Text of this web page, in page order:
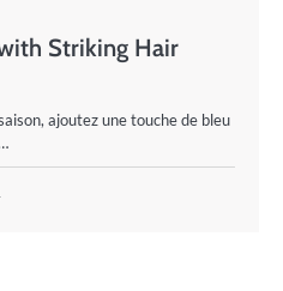
Striking Hair
ajoutez une touche de bleu